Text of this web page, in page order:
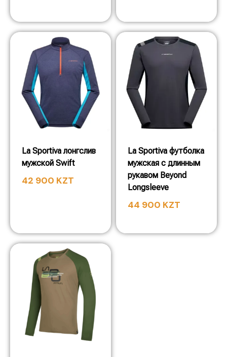
La Sportiva лонгслив
мужской Swift
42 900 KZT
La Sportiva футболка
мужская с длинным
рукавом Beyond
Longsleeve
44 900 KZT